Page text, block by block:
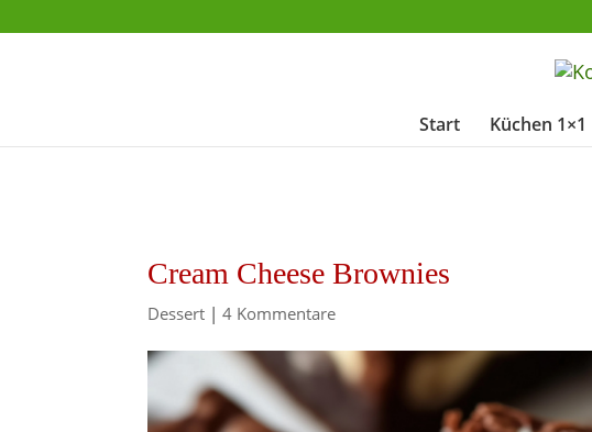
Start Küchen 1×1
Cream Cheese Brownies
Dessert |4 Kommentare